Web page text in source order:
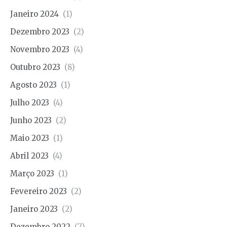
Janeiro 2024 (1)
Dezembro 2023 (2)
Novembro 2023 (4)
Outubro 2023 (8)
Agosto 2023 (1)
Julho 2023 (4)
Junho 2023 (2)
Maio 2023 (1)
Abril 2023 (4)
Março 2023 (1)
Fevereiro 2023 (2)
Janeiro 2023 (2)